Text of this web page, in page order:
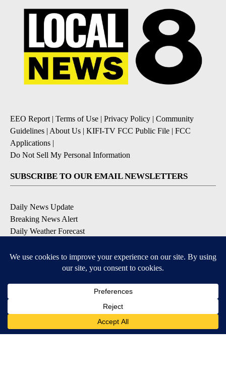
EEO Report| Terms of Use | Privacy Policy | Community
Guidelines | About Us | KIFI-TV FCC Public File | FCC
Applications |
Do Not Sell My Personal Information
SUBSCRIBE TO OUR EMAIL NEWSLETTERS
Daily News Update
Breaking News Alert
Daily Weather Forecast
Contests and Promotions
Available for iOS and Android